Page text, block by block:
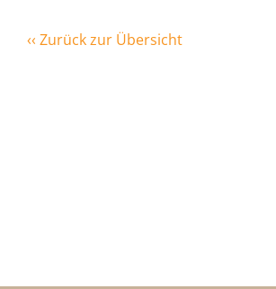
‹‹ Zurück zur Übersicht